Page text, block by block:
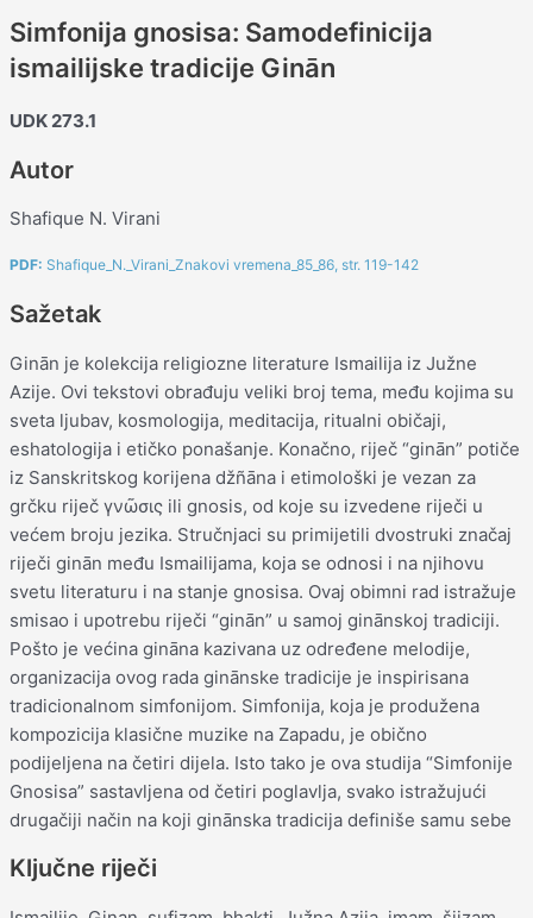
Simfonija gnosisa: Samodefinicija
ismailijske tradicije Ginān
UDK 273.1
Autor
Shafique N. Virani
PDF: Shafique_N._Virani_Znakovi vremena_85_86, str. 119-142
Sažetak
Ginān je kolekcija religiozne literature Ismailija iz Južne
Azije. Ovi tekstovi obrađuju veliki broj tema, među kojima su
sveta ljubav, kosmologija, meditacija, ritualni običaji,
eshatologija i etičko ponašanje. Konačno, riječ “ginān” potiče
iz Sanskritskog korijena džñāna i etimološki je vezan za
grčku riječ γνῶσις ili gnosis, od koje su izvedene riječi u
većem broju jezika. Stručnjaci su primijetili dvostruki značaj
riječi ginān među Ismailijama, koja se odnosi i na njihovu
svetu literaturu i na stanje gnosisa. Ovaj obimni rad istražuje
smisao i upotrebu riječi “ginān” u samoj ginānskoj tradiciji.
Pošto je većina gināna kazivana uz određene melodije,
organizacija ovog rada ginānske tradicije je inspirisana
tradicionalnom simfonijom. Simfonija, koja je produžena
kompozicija klasične muzike na Zapadu, je obično
podijeljena na četiri dijela. Isto tako je ova studija “Simfonije
Gnosisa” sastavljena od četiri poglavlja, svako istražujući
drugačiji način na koji ginānska tradicija definiše samu sebe
Ključne riječi